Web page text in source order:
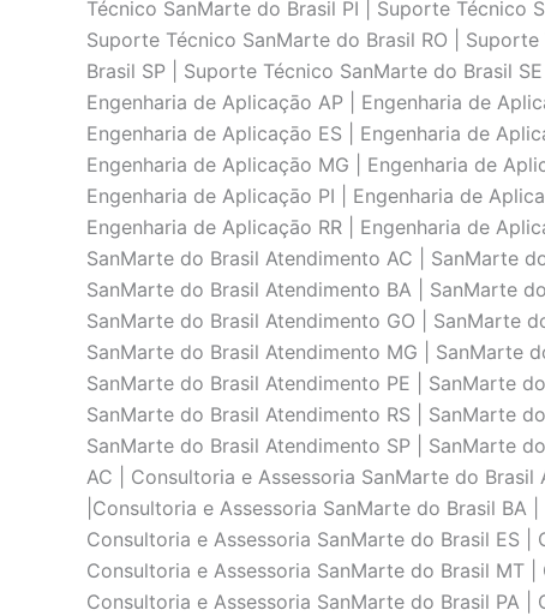
Técnico SanMarte do Brasil PI | Suporte Técnico
Suporte Técnico SanMarte do Brasil RO |
Brasil SP | Suporte Técnico SanMarte do Brasil
Engenharia de Aplicaçāo AP | Engenharia de
Engenharia de Aplicaçāo ES | Engenharia de
Engenharia de Aplicaçāo MG | Engenharia de
Engenharia de Aplicaçāo PI | Engenharia de
Engenharia de Aplicaçāo RR | Engenharia de
SanMarte do Brasil Atendimento AC | SanMarte
SanMarte do Brasil Atendimento BA | SanMarte
SanMarte do Brasil Atendimento GO | SanMarte
SanMarte do Brasil Atendimento MG | SanMarte
SanMarte do Brasil Atendimento PE | SanMarte
SanMarte do Brasil Atendimento RS | SanMarte
SanMarte do Brasil Atendimento SP | SanMarte
AC | Consultoria e Assessoria SanMarte do
|Consultoria e Assessoria SanMarte do Brasil BA
Consultoria e Assessoria SanMarte do Brasil ES |
Consultoria e Assessoria SanMarte do Brasil MT
Consultoria e Assessoria SanMarte do Brasil PA |